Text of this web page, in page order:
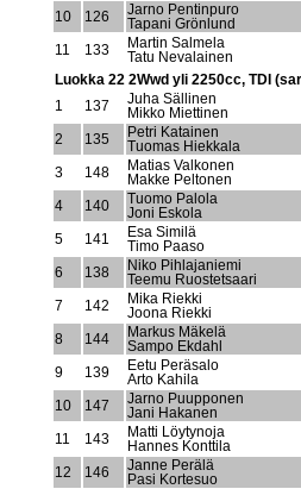
10
126
Jarno Pentinpuro
Tapani Grönlund
11
133
Martin Salmela
Tatu Nevalainen
Luokka 22 2Wwd yli 2250cc, TDI
1
137
Juha Sällinen
Mikko Miettinen
2
135
Petri Katainen
Tuomas Hiekkala
3
148
Matias Valkonen
Makke Peltonen
4
140
Tuomo Palola
Joni Eskola
5
141
Esa Similä
Timo Paaso
6
138
Niko Pihlajaniemi
Teemu Ruostetsaari
7
142
Mika Riekki
Joona Riekki
8
144
Markus Mäkelä
Sampo Ekdahl
9
139
Eetu Peräsalo
Arto Kahila
10
147
Jarno Puupponen
Jani Hakanen
11
143
Matti Löytynoja
Hannes Konttila
12
146
Janne Perälä
Pasi Kortesuo